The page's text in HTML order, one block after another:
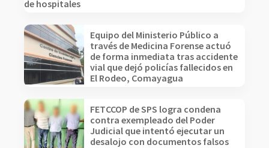
de hospitales
Equipo del Ministerio Público a
través de Medicina Forense actuó
de forma inmediata tras accidente
vial que dejó policías fallecidos en
El Rodeo, Comayagua
FETCCOP de SPS logra condena
contra exempleado del Poder
Judicial que intentó ejecutar un
desalojo con documentos falsos